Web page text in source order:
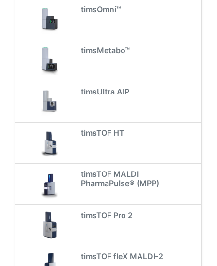
timsOmni™
timsMetabo™
timsUltra AIP
timsTOF HT
timsTOF MALDI
PharmaPulse® (MPP)
timsTOF Pro 2
timsTOF fleX MALDI-2